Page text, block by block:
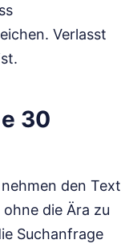
Verlasst
30
den Text
die Ära zu
Suchanfrage